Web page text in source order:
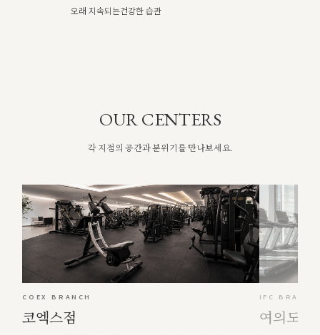
오래 지속되는건강한 습관
OUR CENTERS
각 지점의 공간과 분위기를 만나보세요.
COEX BRANCH
코엑스점
IFC BRANCH
여의도